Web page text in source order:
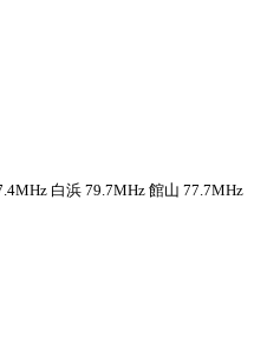
白浜 79.7MHz 館山 77.7MHz